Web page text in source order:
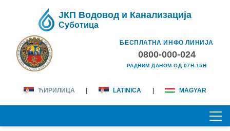
ЈКП Водовод и Канализација
Суботица
БЕСПЛАТНА ИНФО ЛИНИЈА
0800-000-024
РАДНИМ ДАНОМ ОД 07H-15H
ЋИРИЛИЦА LATINICA MAGYAR